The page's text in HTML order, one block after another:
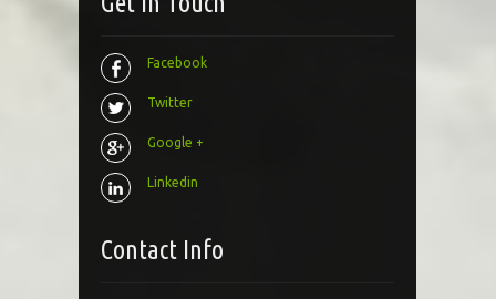
Facebook
Twitter
Google +
Linkedin
Contact Info